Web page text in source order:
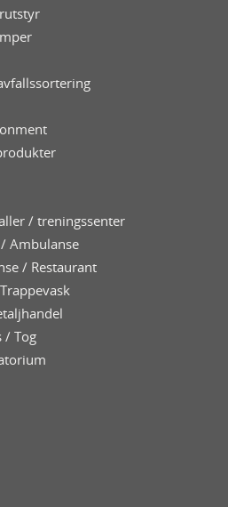
/ treningssenter
Ambulanse
/ Restaurant
/ Tog